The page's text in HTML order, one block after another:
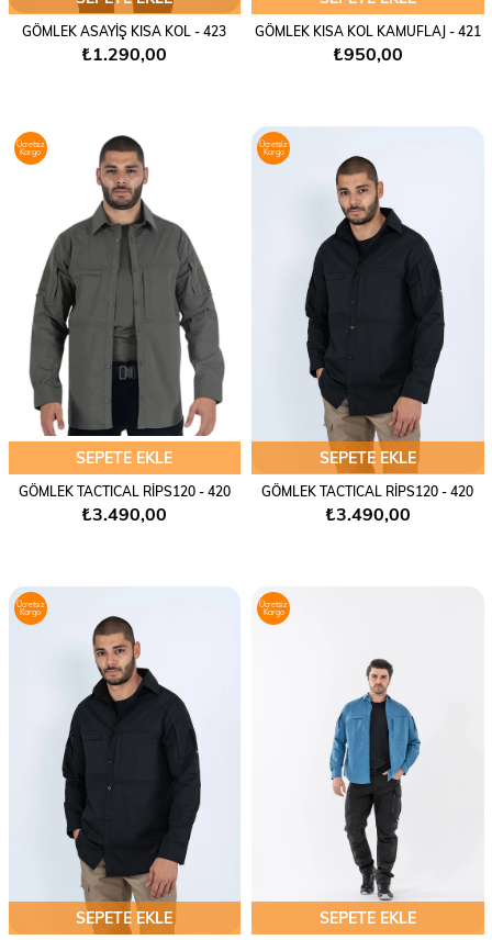
GÖMLEK ASAYİŞ KISA KOL - 423
₺1.290,00
GÖMLEK KISA KOL KAMUFLAJ - 421
₺950,00
SEPETE EKLE
GÖMLEK TACTICAL RİPS120 - 420
₺3.490,00
Ücretsiz
Kargo
SEPETE EKLE
GÖMLEK TACTICAL RİPS120 - 420
₺3.490,00
Ücretsiz
Kargo
SEPETE EKLE
Ücretsiz
Kargo
SEPETE EKLE
Ücretsiz
Kargo